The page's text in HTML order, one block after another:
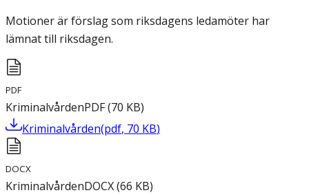
Motioner är förslag som riksdagens ledamöter har
lämnat till riksdagen.
PDF
KriminalvårdenPDF(70 KB)
Kriminalvården(pdf, 70 KB)
DOCX
KriminalvårdenDOCX(66 KB)